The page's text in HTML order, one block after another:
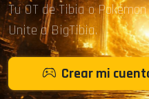
Tu OT de Tibia o
Unite a BigTibia.
Crear mi